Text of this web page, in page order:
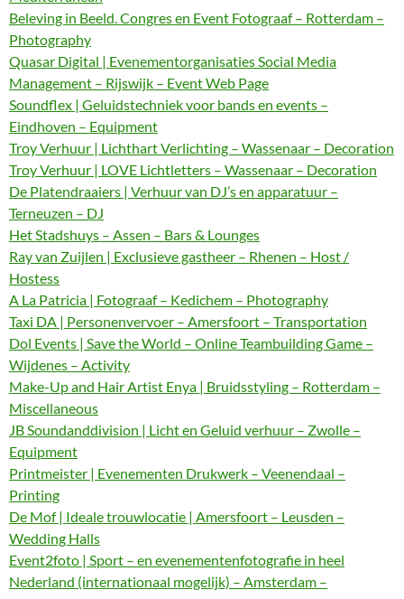
Beleving in Beeld. Congres en Event Fotograaf – Rotterdam –
Photography
Quasar Digital | Evenementorganisaties Social Media
Management – Rijswijk – Event Web Page
Soundflex | Geluidstechniek voor bands en events –
Eindhoven – Equipment
Troy Verhuur | Lichthart Verlichting – Wassenaar – Decoration
Troy Verhuur | LOVE Lichtletters – Wassenaar – Decoration
De Platendraaiers | Verhuur van DJ’s en apparatuur –
Terneuzen – DJ
Het Stadshuys – Assen – Bars & Lounges
Ray van Zuijlen | Exclusieve gastheer – Rhenen – Host /
Hostess
A La Patricia | Fotograaf – Kedichem – Photography
Taxi DA | Personenvervoer – Amersfoort – Transportation
Dol Events | Save the World – Online Teambuilding Game –
Wijdenes – Activity
Make-Up and Hair Artist Enya | Bruidsstyling – Rotterdam –
Miscellaneous
JB Soundanddivision | Licht en Geluid verhuur – Zwolle –
Equipment
Printmeister | Evenementen Drukwerk – Veenendaal –
Printing
De Mof | Ideale trouwlocatie | Amersfoort – Leusden –
Wedding Halls
Event2foto | Sport – en evenementenfotografie in heel
Nederland (internationaal mogelijk) – Amsterdam –